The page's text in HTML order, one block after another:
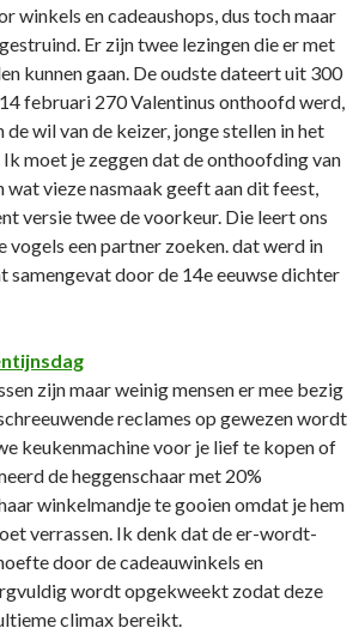
winkels en cadeaushops, dus toch maar
Er zijn twee lezingen die er met
kunnen gaan. De oudste dateert uit 300
februari 270 Valentinus onthoofd werd,
wil van de keizer, jonge stellen in het
moet je zeggen dat de onthoofding van
wat vieze nasmaak geeft aan dit feest,
versie twee de voorkeur. Die leert ons
vogels een partner zoeken. dat werd in
samengevat door de 14e eeuwse dichter
zijn maar weinig mensen er mee bezig
reclames op gewezen wordt
keukenmachine voor je lief te kopen of
de heggenschaar met 20%
winkelmandje te gooien omdat je hem
verrassen. Ik denk dat de er-wordt-
door de cadeauwinkels en
wordt opgekweekt zodat deze
climax bereikt.